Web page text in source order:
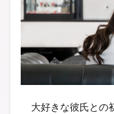
大好きな彼氏との